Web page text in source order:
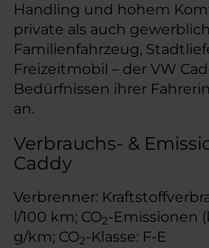
Handling und hohem
private als auch
Familienfahrzeug,
Freizeitmobil – der VW
Bedürfnissen ihrer
an.
Verbrauchs- &
Caddy
Verbrenner:
l/100 km; CO2-Emissionen
g/km; CO2-Klasse: F-E